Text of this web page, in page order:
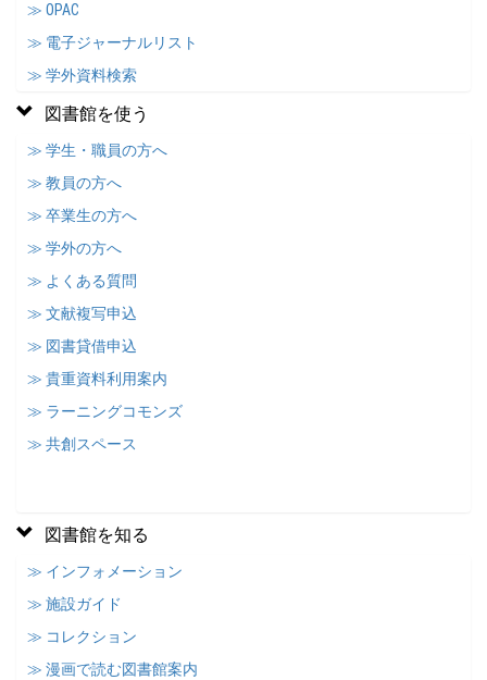
≫ OPAC
≫ 電子ジャーナルリスト
≫ 学外資料検索
図書館を使う
≫ 学生・職員の方へ
≫ 教員の方へ
≫ 卒業生の方へ
≫ 学外の方へ
≫ よくある質問
≫ 文献複写申込
≫ 図書貸借申込
≫ 貴重資料利用案内
≫ ラーニングコモンズ
≫ 共創スペース
図書館を知る
≫ インフォメーション
≫ 施設ガイド
≫ コレクション
≫ 漫画で読む図書館案内